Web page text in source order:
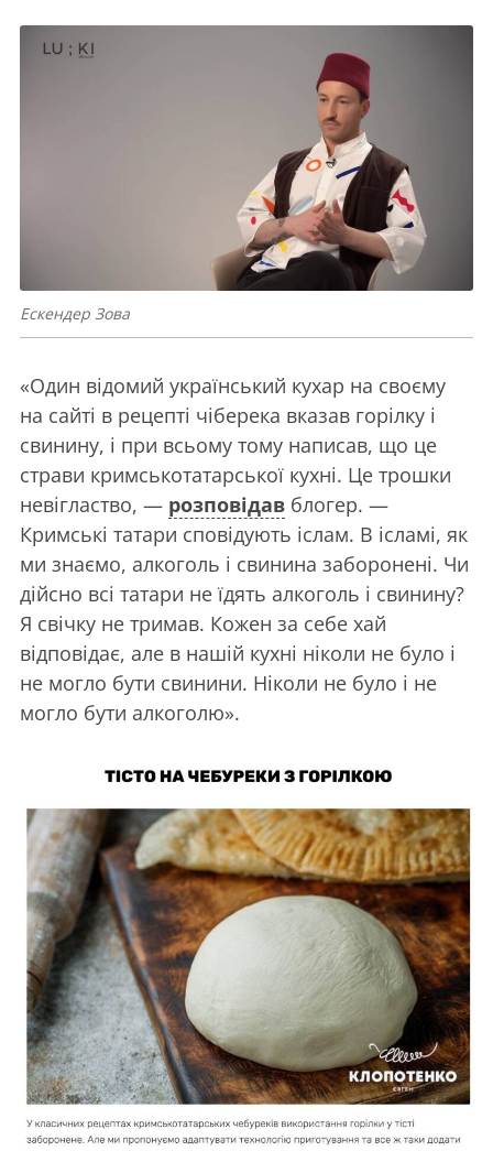
Ескендер Зова
«Один відомий український кухар на своєму
на сайті в рецепті чіберека вказав горілку і
свинину, і при всьому тому написав, що це
страви кримськотатарської кухні. Це трошки
невігластво, — розповідав блогер. —
Кримські татари сповідують іслам. В ісламі, як
ми знаємо, алкоголь і свинина заборонені. Чи
дійсно всі татари не їдять алкоголь і свинину?
Я свічку не тримав. Кожен за себе хай
відповідає, але в нашій кухні ніколи не було і
не могло бути свинини. Ніколи не було і не
могло бути алкоголю».